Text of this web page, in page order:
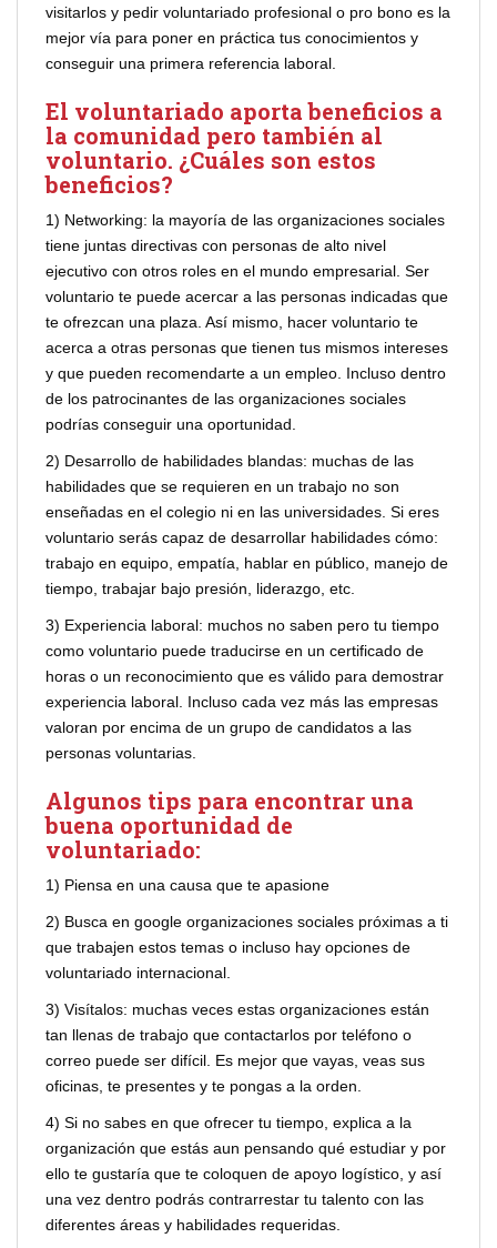
visitarlos y pedir voluntariado profesional o pro bono es la
mejor vía para poner en práctica tus conocimientos y
conseguir una primera referencia laboral.
El voluntariado aporta beneficios a
la comunidad pero también al
voluntario. ¿Cuáles son estos
beneficios?
1) Networking: la mayoría de las organizaciones sociales
tiene juntas directivas con personas de alto nivel
ejecutivo con otros roles en el mundo empresarial. Ser
voluntario te puede acercar a las personas indicadas que
te ofrezcan una plaza. Así mismo, hacer voluntario te
acerca a otras personas que tienen tus mismos intereses
y que pueden recomendarte a un empleo. Incluso dentro
de los patrocinantes de las organizaciones sociales
podrías conseguir una oportunidad.
2) Desarrollo de habilidades blandas: muchas de las
habilidades que se requieren en un trabajo no son
enseñadas en el colegio ni en las universidades. Si eres
voluntario serás capaz de desarrollar habilidades cómo:
trabajo en equipo, empatía, hablar en público, manejo de
tiempo, trabajar bajo presión, liderazgo, etc.
3) Experiencia laboral: muchos no saben pero tu tiempo
como voluntario puede traducirse en un certificado de
horas o un reconocimiento que es válido para demostrar
experiencia laboral. Incluso cada vez más las empresas
valoran por encima de un grupo de candidatos a las
personas voluntarias.
Algunos tips para encontrar una
buena oportunidad de
voluntariado:
1) Piensa en una causa que te apasione
2) Busca en google organizaciones sociales próximas a ti
que trabajen estos temas o incluso hay opciones de
voluntariado internacional.
3) Visítalos: muchas veces estas organizaciones están
tan llenas de trabajo que contactarlos por teléfono o
correo puede ser difícil. Es mejor que vayas, veas sus
oficinas, te presentes y te pongas a la orden.
4) Si no sabes en que ofrecer tu tiempo, explica a la
organización que estás aun pensando qué estudiar y por
ello te gustaría que te coloquen de apoyo logístico, y así
una vez dentro podrás contrarrestar tu talento con las
diferentes áreas y habilidades requeridas.